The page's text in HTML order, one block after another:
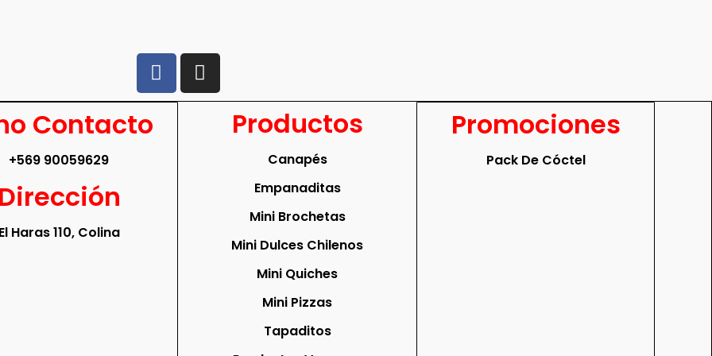
Contacto
+569 90059629
Haras 110, Colina
Productos
Canapés
Empanaditas
Mini Brochetas
Mini Dulces Chilenos
Mini Quiches
Mini Pizzas
Tapaditos
Promociones
Pack De Cóctel